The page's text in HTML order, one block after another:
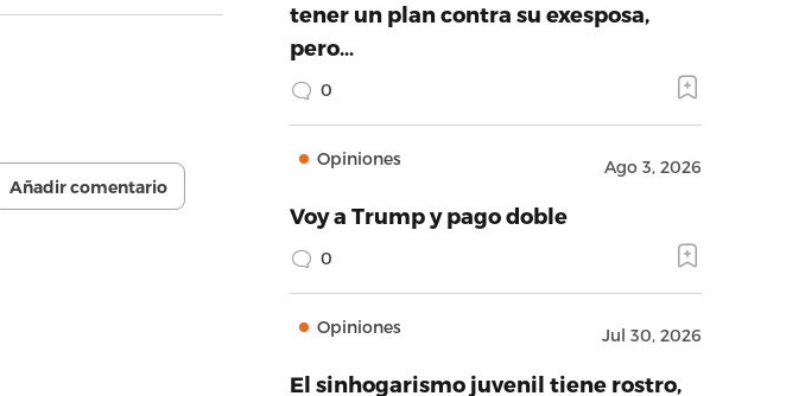
Añadir comentario
tener un plan contra su exesposa,
pero…
0
Opiniones Ago 3, 2026
Voy a Trump y pago doble
0
Opiniones Jul 30, 2026
El sinhogarismo juvenil tiene rostro,